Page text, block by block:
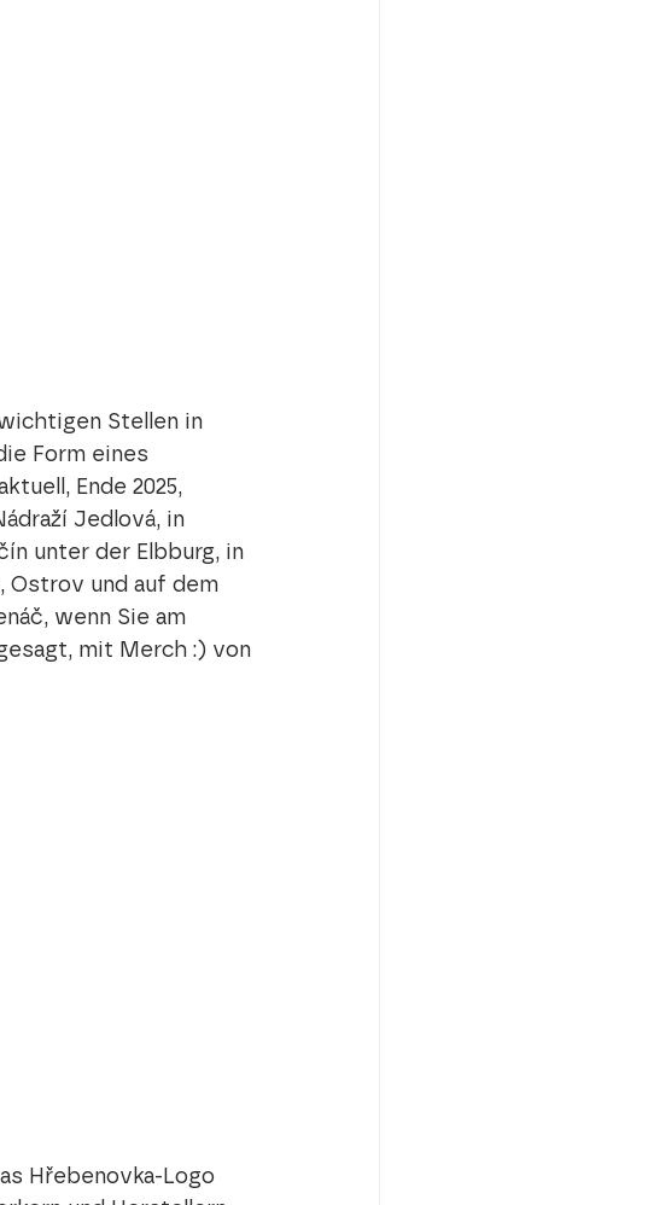
Stellen in
Form eines
Ende 2025,
Jedlová, in
unter der Elbburg, in
Ostrov und auf dem
wenn Sie am
mit Merch :) von
Hřebenovka-Logo